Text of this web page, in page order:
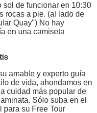
sol de funcionar en 10:30
rocas a pie. (al lado de
Quay") No hay
en una camiseta
amable y experto guía
de vida, ahondamos en
cuidad más popular de
Sólo suba en el
para su Free Tour